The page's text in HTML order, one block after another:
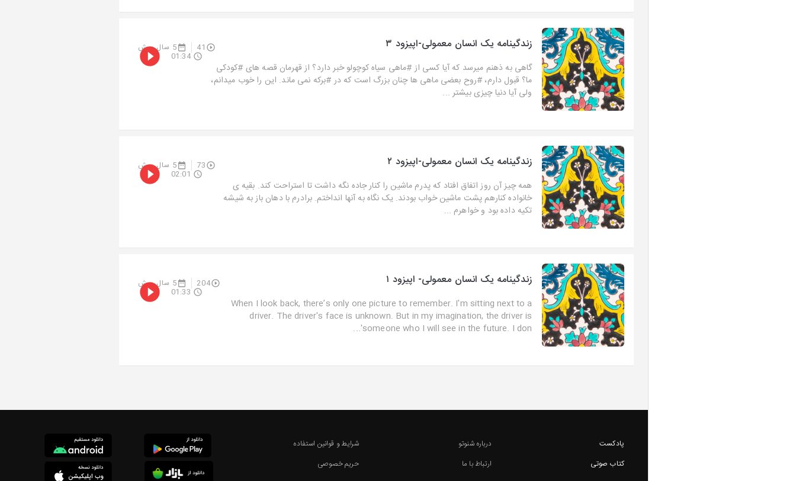
زندگینامه یک انسان معمولی-اپیزود ۳ 41 5 سال پیش
گاهی به ذهنم میرسد که آیا کسی از #ماهی سیاه کوچولو خبر دارد؟ از قهرمان قصه های #کودکی
ما؟ قبول دارم، #روح بعضی ماهی ها چنان بزرگ است که در #برکه نمی ماند. این را خوب میدانم،
ولی آیا دنیا چیزی بیشتر ...
01:34
زندگینامه یک انسان معمولی-اپیزود ۲ 73 5 سال پیش
همه چیز آن روز اتفاق افتاد که پدرم ماشین را کنار جاده نگه داشت تا استراحت کند. بقیه ی
خانواده کنارهم پشت ماشین خواب بودند. یک نگاه به آنها انداختم. برادرم با دهان باز به شیشه
تکیه داده بود و خواهرم ...
02:01
زندگینامه یک انسان معمولی- اپیزود ۱ 204 5 سال پیش
When I look back, there’s only one picture to remember. I'm sitting next to a
driver. The driver's face is unknown. But in my imagination, the driver is
someone who I will see in the future. I don'...
01:33
پادکست
کتاب صوتی
درباره شنوتو
ارتباط با ما
شرایط و قوانین استفاده
حریم خصوصی